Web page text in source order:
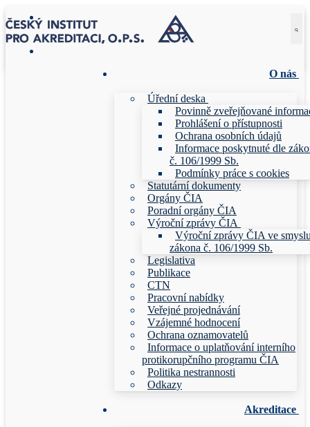
Přeskočit
na
obsah
Menu
Zavřeno
O nás
Úřední deska
Povinně zveřejňované
Prohlášení o přístupnosti
Ochrana osobních údajů
Informace poskytnuté dle
č. 106/1999 Sb.
Podmínky práce s cookies
Statutární dokumenty
Orgány ČIA
Poradní orgány ČIA
Výroční zprávy ČIA
Výroční zprávy ČIA ve
zákona č. 106/1999 Sb.
Legislativa
Publikace
CTN
Pracovní nabídky
Veřejné projednávání
Vzájemné hodnocení
Ochrana oznamovatelů
Informace o uplatňování interního
protikorupčního programu ČIA
Politika nestrannosti
Odkazy
Akreditace